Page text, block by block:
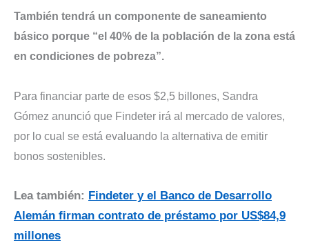
También tendrá un componente de saneamiento
básico porque “el 40% de la población de la zona está
en condiciones de pobreza”.
Para financiar parte de esos $2,5 billones, Sandra
Gómez anunció que Findeter irá al mercado de valores,
por lo cual se está evaluando la alternativa de emitir
bonos sostenibles.
Lea también: Findeter y el Banco de Desarrollo
Alemán firman contrato de préstamo por US$84,9
millones